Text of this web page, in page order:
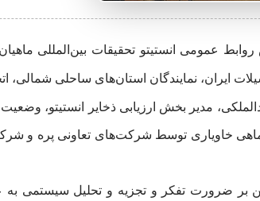
ایران، نمایندگان استان‌های ساحلی
بر ضرورت تفکر و تجزیه و تحلیل سیستمی به